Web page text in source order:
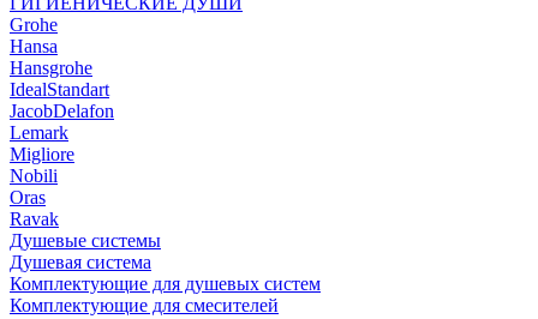
Grohe
Hansa
Hansgrohe
IdealStandart
JacobDelafon
Lemark
Migliore
Nobili
Oras
Ravak
Душевые системы
Душевая система
Комплектующие для душевых систем
Комплектующие для смесителей